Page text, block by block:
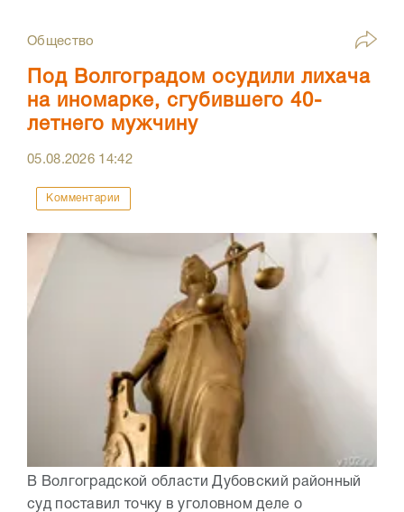
Общество
Под Волгоградом осудили лихача
на иномарке, сгубившего 40-
летнего мужчину
05.08.2026 14:42
Комментарии
В Волгоградской области Дубовский районный
суд поставил точку в уголовном деле о